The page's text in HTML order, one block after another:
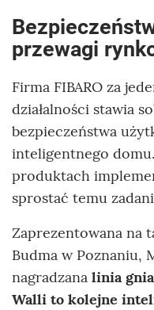
przewagi
Firma FIBARO za
działalności stawia
bezpieczeństwa
inteligentnego
produktach
sprostać temu
Zaprezentowana na
Budma w Poznaniu,
nagradzana linia
Walli to kolejne